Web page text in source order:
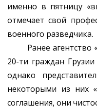
именно в пятницу
отмечает свой
военного разведчика.
Ранее агентство
20-ти граждан
однако
некоторыми из них
соглашения, они